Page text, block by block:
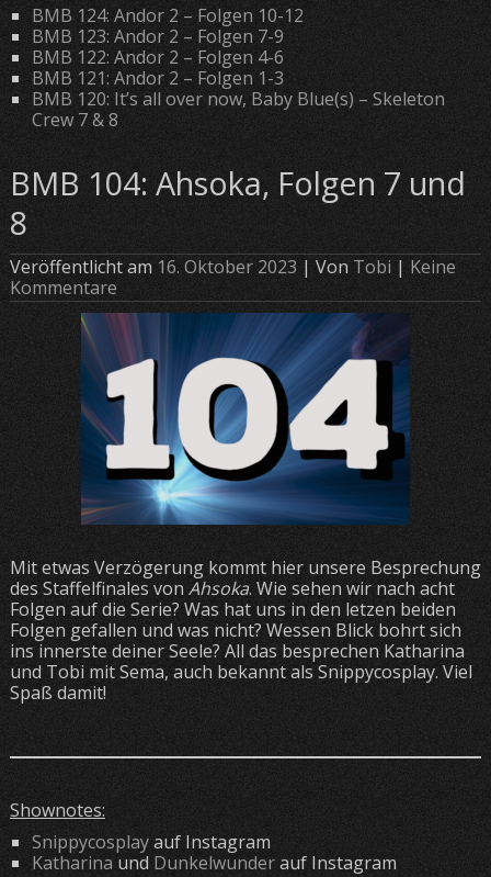
BMB 124: Andor 2 – Folgen 10-12
BMB 123: Andor 2 – Folgen 7-9
BMB 122: Andor 2 – Folgen 4-6
BMB 121: Andor 2 – Folgen 1-3
BMB 120: It’s all over now, Baby Blue(s) – Skeleton
Crew 7 & 8
BMB 104: Ahsoka, Folgen 7 und
8
Veröffentlicht am 16. Oktober 2023 | Von Tobi | Keine
Kommentare
Mit etwas Verzögerung kommt hier unsere Besprechung
des Staffelfinales vonAhsoka. Wie sehen wir nach acht
Folgen auf die Serie? Was hat uns in den letzen beiden
Folgen gefallen und was nicht? Wessen Blick bohrt sich
ins innerste deiner Seele? All das besprechen Katharina
und Tobi mit Sema, auch bekannt als Snippycosplay. Viel
Spaß damit!
Shownotes:
Snippycosplayauf Instagram
Katharinaund Dunkelwunderauf Instagram